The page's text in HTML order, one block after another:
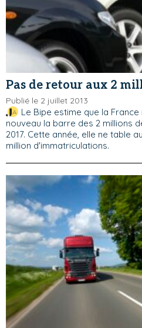
Pas de retour aux 2
Publié le 2 juillet 2013
Le Bipe estime que la
nouveau la barre des 2 millions
2017. Cette année, elle ne table
million d'immatriculations.